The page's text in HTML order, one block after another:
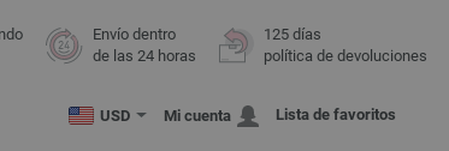
Envío dentro
de las 24 horas
125 días
política de devoluciones
USD Mi cuenta Lista de favoritos